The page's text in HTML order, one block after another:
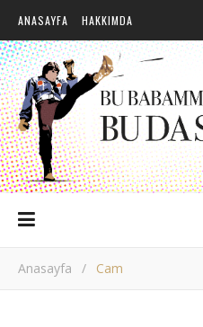
ANASAYFA HAKKIMDA
Anasayfa / Cam